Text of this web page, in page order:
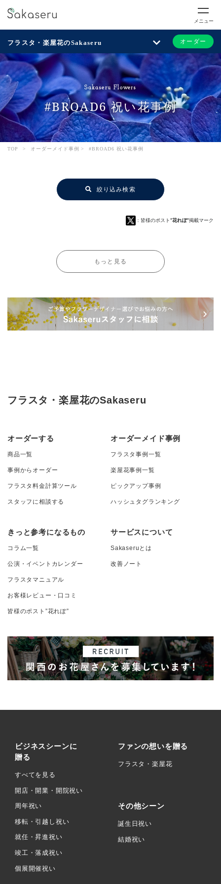
メニュー
フラスタ・楽屋花のSakaseru オーダー
Sakaseru Flowers
#BROAD6 祝い花事例
TOP > オーダーメイド事例 > #BROAD6 祝い花事例
絞り込み検索
：皆様のポスト“花れぽ”掲載マーク
もっと見る
フラスタ・楽屋花のSakaseru
オーダーする
商品一覧
事例からオーダー
フラスタ料金計算ツール
スタッフに相談する
オーダーメイド事例
フラスタ事例一覧
楽屋花事例一覧
ピックアップ事例
ハッシュタグランキング
きっと参考になるもの
コラム一覧
公演・イベントカレンダー
フラスタマニュアル
お客様レビュー・口コミ
皆様のポスト”花れぽ”
サービスについて
Sakaseruとは
改善ノート
ビジネスシーンに
贈る
すべてを見る
開店・開業・開院祝い
周年祝い
移転・引越し祝い
就任・昇進祝い
竣工・落成祝い
個展開催祝い
ファンの想いを贈る
フラスタ・楽屋花
その他シーン
誕生日祝い
結婚祝い